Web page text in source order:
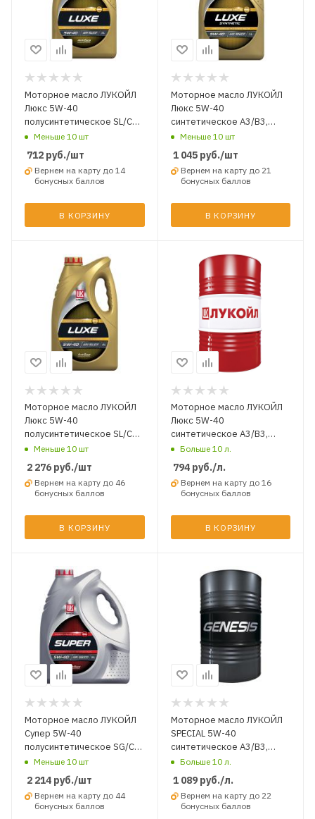
Моторное масло ЛУКОЙЛ
Люкс 5W-40
полусинтетическое SL/CF
1 л.Меньше 10 шт
712 руб./шт
Вернем на карту до 14
бонусных баллов
В КОРЗИНУ
Моторное масло ЛУКОЙЛ
Люкс 5W-40
синтетическое A3/B3,
A3/B4 SN/CF 1 л.
Меньше 10 шт
1 045руб./шт
Вернем на карту до 21
бонусных баллов
В КОРЗИНУ
Моторное масло ЛУКОЙЛ
Люкс 5W-40
полусинтетическое SL/CF
4 л.Меньше 10 шт
2 276 руб./шт
Вернем на карту до 46
бонусных баллов
В КОРЗИНУ
Моторное масло ЛУКОЙЛ
Люкс 5W-40
синтетическое A3/B3,
A3/B4 SN/CF л. НА РАЗЛИВ
Больше 10 л.
794руб./л.
Вернем на карту до 16
бонусных баллов
В КОРЗИНУ
Моторное масло ЛУКОЙЛ
Супер 5W-40
полусинтетическое SG/CD
5 л.Меньше 10 шт
2 214 руб./шт
Вернем на карту до 44
бонусных баллов
Моторное масло ЛУКОЙЛ
SPECIAL 5W-40
синтетическое A3/B3,
A3/B4 SN/CF л. НА РАЗЛИВ
Больше 10 л.
1 089руб./л.
Вернем на карту до 22
бонусных баллов